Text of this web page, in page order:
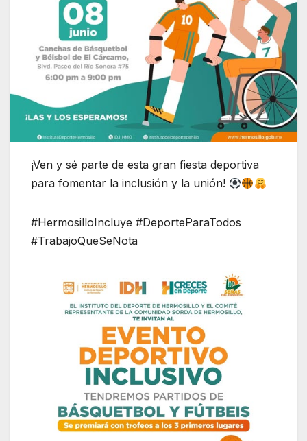
¡Ven y sé parte de esta gran fiesta deportiva
para fomentar la inclusión y la unión!
#HermosilloIncluye #DeporteParaTodos
#TrabajoQueSeNota